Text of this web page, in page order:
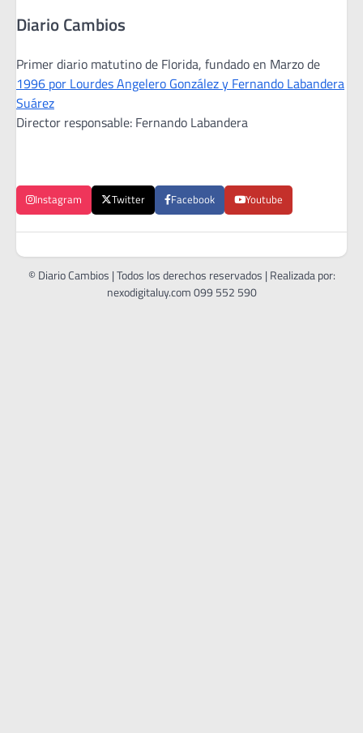
Diario Cambios
Primer diario matutino de Florida, fundado en Marzo de
1996 por Lourdes Angelero González y Fernando Labandera
Suárez
Director responsable: Fernando Labandera
Instagram Twitter Facebook Youtube